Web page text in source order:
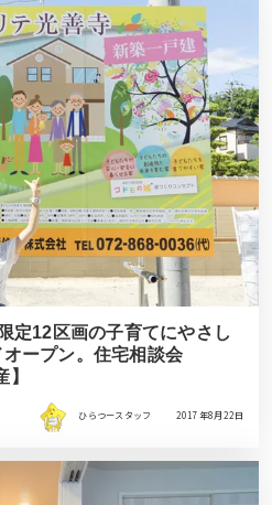
定12区画の子育てにやさし
ープン。住宅相談会
ひらつースタッフ 2017年8月22日